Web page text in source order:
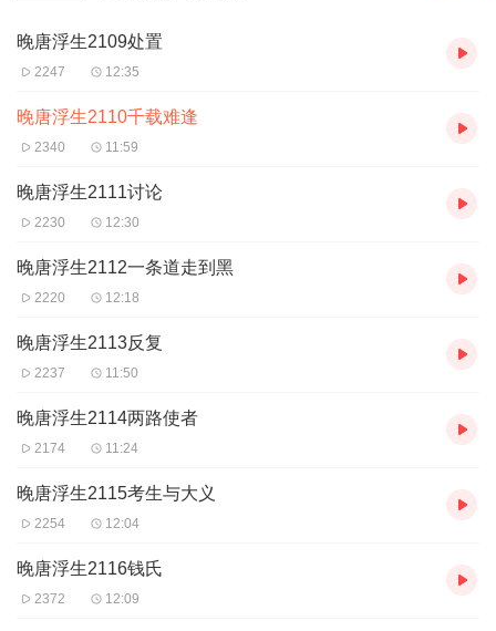
晚唐浮生2109处置
2247 12:35
晚唐浮生2110千载难逢
2340 11:59
晚唐浮生2111讨论
2230 12:30
晚唐浮生2112一条道走到黑
2220 12:18
晚唐浮生2113反复
2237 11:50
晚唐浮生2114两路使者
2174 11:24
晚唐浮生2115考生与大义
2254 12:04
晚唐浮生2116钱氏
2372 12:09